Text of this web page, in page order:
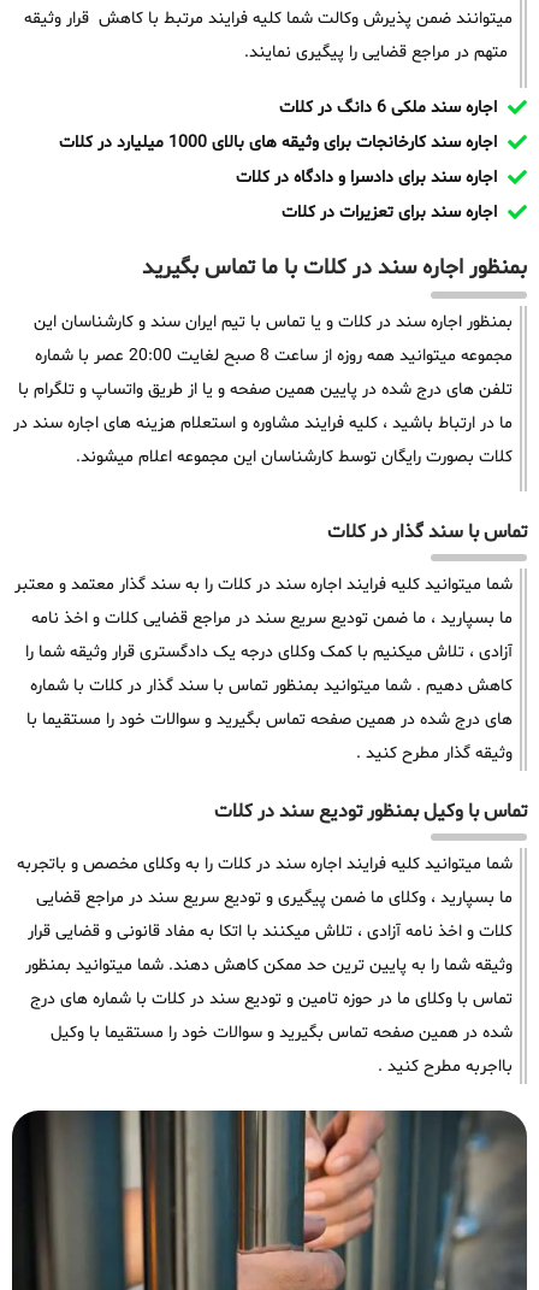
میتوانند ضمن پذیرش وکالت شما کلیه فرایند مرتبط با کاهش قرار وثیقه
متهم در مراجع قضایی را پیگیری نمایند.
اجاره سند ملکی 6 دانگ در کلات
اجاره سند کارخانجات برای وثیقه های بالای 1000 میلیارد در کلات
اجاره سند برای دادسرا و دادگاه در کلات
اجاره سند برای تعزیرات در کلات
بمنظور اجاره سند در کلات با ما تماس بگیرید
بمنظور اجاره سند در کلات و یا تماس با تیم ایران سند و کارشناسان این
مجموعه میتوانید همه روزه از ساعت 8 صبح لغایت 20:00 عصر با شماره
تلفن های درج شده در پایین همین صفحه و یا از طریق واتساپ و تلگرام با
ما در ارتباط باشید ، کلیه فرایند مشاوره و استعلام هزینه های اجاره سند در
کلات بصورت رایگان توسط کارشناسان این مجموعه اعلام میشوند.
تماس با سند گذار در کلات
شما میتوانید کلیه فرایند اجاره سند در کلات را به سند گذار معتمد و معتبر
ما بسپارید ، ما ضمن تودیع سریع سند در مراجع قضایی کلات و اخذ نامه
آزادی ، تلاش میکنیم با کمک وکلای درجه یک دادگستری قرار وثیقه شما را
کاهش دهیم . شما میتوانید بمنظور تماس با سند گذار در کلات با شماره
های درج شده در همین صفحه تماس بگیرید و سوالات خود را مستقیما با
وثیقه گذار مطرح کنید .
تماس با وکیل بمنظور تودیع سند در کلات
شما میتوانید کلیه فرایند اجاره سند در کلات را به وکلای مخصص و باتجربه
ما بسپارید ، وکلای ما ضمن پیگیری و تودیع سریع سند در مراجع قضایی
کلات و اخذ نامه آزادی ، تلاش میکنند با اتکا به مفاد قانونی و قضایی قرار
وثیقه شما را به پایین ترین حد ممکن کاهش دهند. شما میتوانید بمنظور
تماس با وکلای ما در حوزه تامین و تودیع سند در کلات با شماره های درج
شده در همین صفحه تماس بگیرید و سوالات خود را مستقیما با وکیل
بااجربه مطرح کنید .